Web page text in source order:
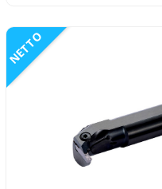
NETTO